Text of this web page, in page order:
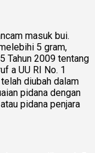
masuk bui.
5 gram,
Tahun 2009 tentang
a UU RI No. 1
diubah dalam
pidana dengan
pidana penjara